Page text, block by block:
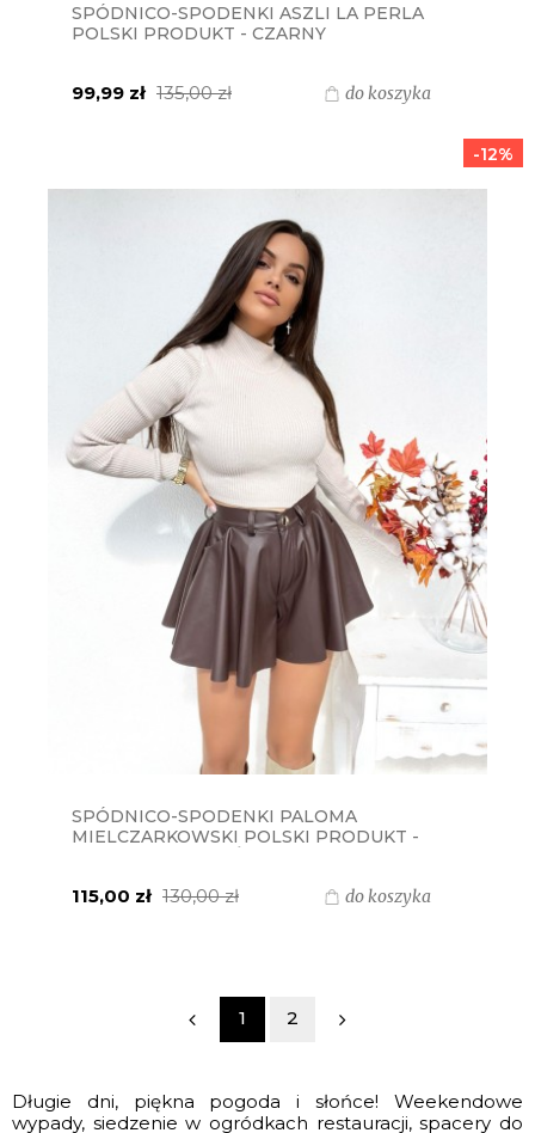
SPÓDNICO-SPODENKI ASZLI LA PERLA
POLSKI PRODUKT - CZARNY
99,99 zł 135,00 zł do koszyka
SPÓDNICO-SPODENKI PALOMA
MIELCZARKOWSKI POLSKI PRODUKT -
115,00 zł 130,00 zł do koszyka
-12%
1 2
Długie dni, piękna pogoda i słońce! Weekendowe
wypady, siedzenie w ogródkach restauracji, spacery do